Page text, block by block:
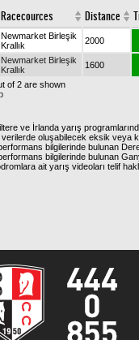
Racecources Distance
Newmarket Birleşik
Krallık
2000
Newmarket Birleşik
Krallık
1600
of 2 are shown
ve İrlanda yarış
verilerde oluşabilecek eksik veya
bilgilerinde bulunan
bilgilerinde bulunan
ait yarış videoları telif